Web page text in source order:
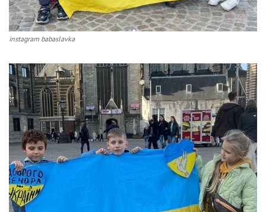
instagram babaslavka